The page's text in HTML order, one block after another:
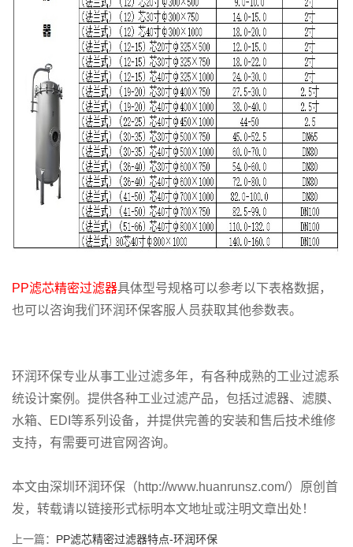
PP滤芯精密过滤器具体型号规格可以参考以下表格数据，
也可以咨询我们环润环保客服人员获取其他参数表。
环润环保专业从事工业过滤多年，有各种成熟的工业过滤系
统设计案例。提供各种工业过滤产品，包括过滤器、滤膜、
水箱、EDI等系列设备，并提供完善的安装和售后技术维修
支持，有需要可进官网咨询。
本文由深圳环润环保（http://www.huanrunsz.com/）原创首
发，转载请以链接形式标明本文地址或注明文章出处！
上一篇： PP滤芯精密过滤器特点-环润环保